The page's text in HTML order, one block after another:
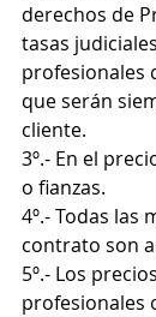
derechos de
tasas
profesionales
que serán
cliente.
3º.- En el
o fianzas.
4º.- Todas las
contrato son
5º.- Los
profesionales